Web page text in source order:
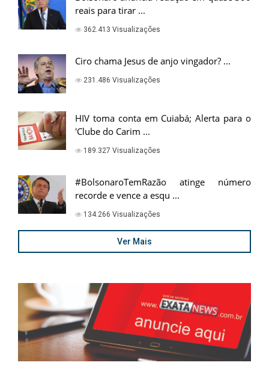
reais para tirar ...
362.413 Visualizações
Ciro chama Jesus de anjo vingador? ...
231.486 Visualizações
HIV toma conta em Cuiabá; Alerta para o
'Clube do Carim ...
189.327 Visualizações
#BolsonaroTemRazão atinge número
recorde e vence a esqu ...
134.266 Visualizações
Ver Mais